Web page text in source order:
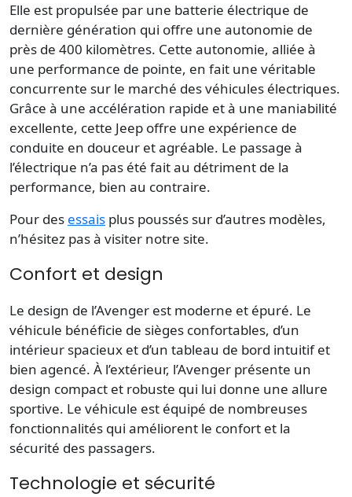
Elle est propulsée par une batterie électrique de
dernière génération qui offre une autonomie de
près de 400 kilomètres. Cette autonomie, alliée à
une performance de pointe, en fait une véritable
concurrente sur le marché des véhicules électriques.
Grâce à une accélération rapide et à une maniabilité
excellente, cette Jeep offre une expérience de
conduite en douceur et agréable. Le passage à
l’électrique n’a pas été fait au détriment de la
performance, bien au contraire.
Pour des essais plus poussés sur d’autres modèles,
n’hésitez pas à visiter notre site.
Confort et design
Le design de l’Avenger est moderne et épuré. Le
véhicule bénéficie de sièges confortables, d’un
intérieur spacieux et d’un tableau de bord intuitif et
bien agencé. À l’extérieur, l’Avenger présente un
design compact et robuste qui lui donne une allure
sportive. Le véhicule est équipé de nombreuses
fonctionnalités qui améliorent le confort et la
sécurité des passagers.
Technologie et sécurité